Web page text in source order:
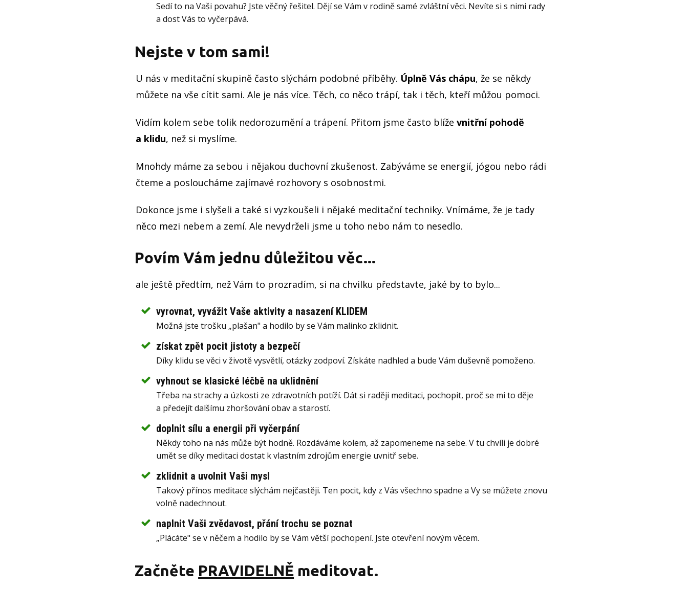
Sedí to na Vaši povahu? Jste věčný řešitel. Dějí se Vám v rodině samé zvláštní věci. Nevíte si s nimi rady
a dost Vás to vyčerpává.
Nejste v tom sami!
U nás v meditační skupině často slýchám podobné příběhy. Úplně Vás chápu, že se někdy
můžete na vše cítit sami. Ale je nás více. Těch, co něco trápí, tak i těch, kteří můžou pomoci.
Vidím kolem sebe tolik nedorozumění a trápení. Přitom jsme často blíže vnitřní pohodě
a klidu, než si myslíme.
Mnohdy máme za sebou i nějakou duchovní zkušenost. Zabýváme se energií, jógou nebo rádi
čteme a posloucháme zajímavé rozhovory s osobnostmi.
Dokonce jsme i slyšeli a také si vyzkoušeli i nějaké meditační techniky. Vnímáme, že je tady
něco mezi nebem a zemí. Ale nevydrželi jsme u toho nebo nám to nesedlo.
Povím Vám jednu důležitou věc...
ale ještě předtím, než Vám to prozradím, si na chvilku představte, jaké by to bylo...
vyrovnat, vyvážit Vaše aktivity a nasazení KLIDEM
Možná jste trošku „plašan" a hodilo by se Vám malinko zklidnit.
získat zpět pocit jistoty a bezpečí
Díky klidu se věci v životě vysvětlí, otázky zodpoví. Získáte nadhled a bude Vám duševně pomoženo.
vyhnout se klasické léčbě na uklidnění
Třeba na strachy a úzkosti ze zdravotních potíží. Dát si raději meditaci, pochopit, proč se mi to děje
a předejít dalšímu zhoršování obav a starostí.
doplnit sílu a energii při vyčerpání
Někdy toho na nás může být hodně. Rozdáváme kolem, až zapomeneme na sebe. V tu chvíli je dobré
umět se díky meditaci dostat k vlastním zdrojům energie uvnitř sebe.
zklidnit a uvolnit Vaši mysl
Takový přínos meditace slýchám nejčastěji. Ten pocit, kdy z Vás všechno spadne a Vy se můžete znovu
volně nadechnout.
naplnit Vaši zvědavost, přání trochu se poznat
„Plácáte" se v něčem a hodilo by se Vám větší pochopení. Jste otevření novým věcem.
Začněte PRAVIDELNĚ meditovat.